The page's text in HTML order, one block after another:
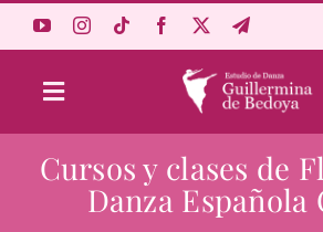
Toggle
Navigation
Aprende Online
Cursos y clases de
Danza Española